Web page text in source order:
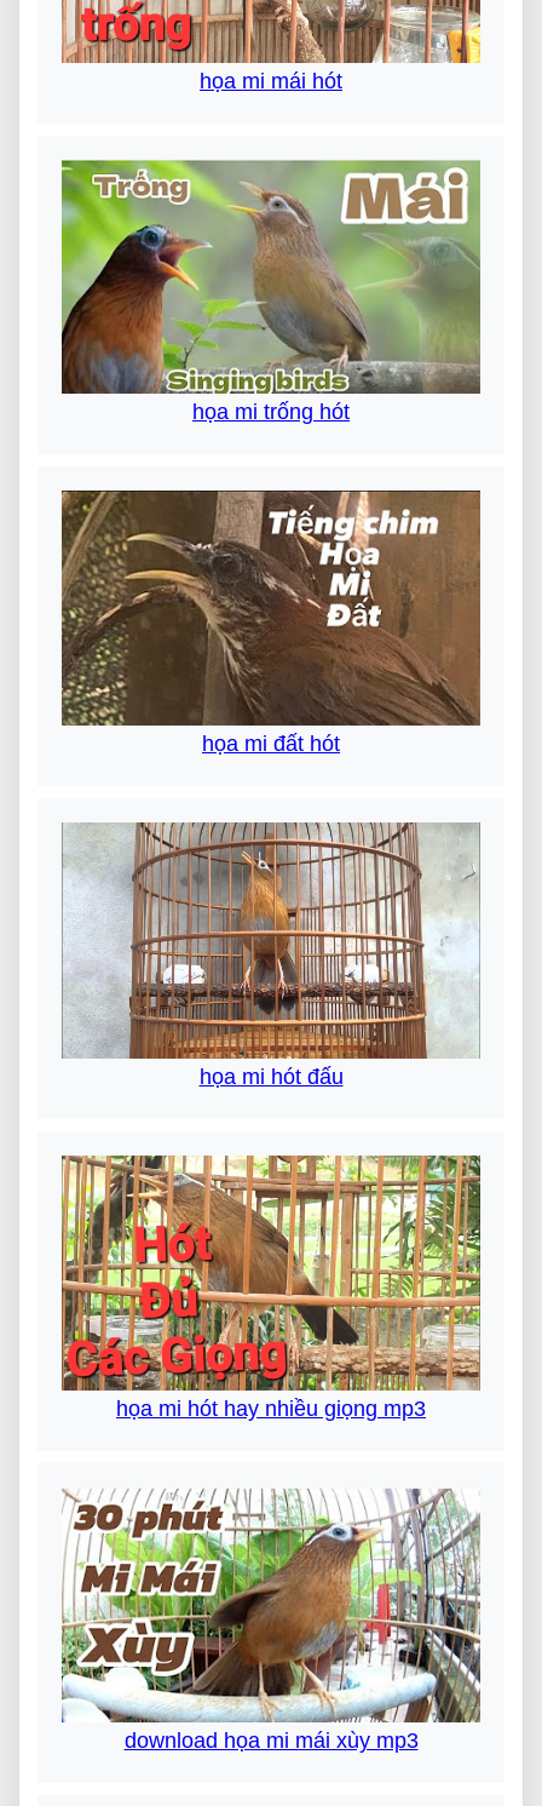
họa mi mái hót
họa mi trống hót
họa mi đất hót
họa mi hót đấu
họa mi hót hay nhiều giọng mp3
download họa mi mái xùy mp3